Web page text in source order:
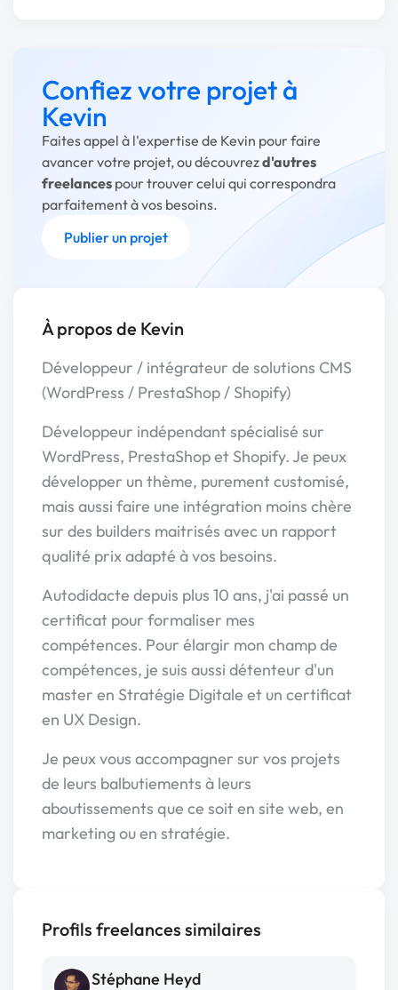
Confiez votre projet à
Kevin
Faites appel à l'expertise de Kevin pour faire
avancer votre projet, ou découvrezd'autres
freelances pour trouver celui qui correspondra
parfaitement à vos besoins.
Publier un projet
À propos de Kevin
Développeur / intégrateur de solutions CMS
(WordPress / PrestaShop / Shopify)
Développeur indépendant spécialisé sur
WordPress, PrestaShop et Shopify. Je peux
développer un thème, purement customisé,
mais aussi faire une intégration moins chère
sur des builders maitrisés avec un rapport
qualité prix adapté à vos besoins.
Autodidacte depuis plus 10 ans, j'ai passé un
certificat pour formaliser mes
compétences. Pour élargir mon champ de
compétences, je suis aussi détenteur d'un
master en Stratégie Digitale et un certificat
en UX Design.
Je peux vous accompagner sur vos projets
de leurs balbutiements à leurs
aboutissements que ce soit en site web, en
marketing ou en stratégie.
Profils freelances similaires
Stéphane Heyd